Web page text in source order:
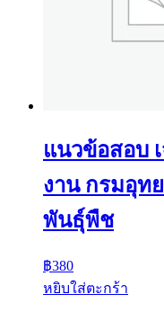
แนวข้อสอบ
งาน กรมอุท
พันธุ์พืช
฿380
หยิบใส่ตะกร้า